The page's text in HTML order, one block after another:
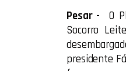
Pesar -
O
Socorro
presidente